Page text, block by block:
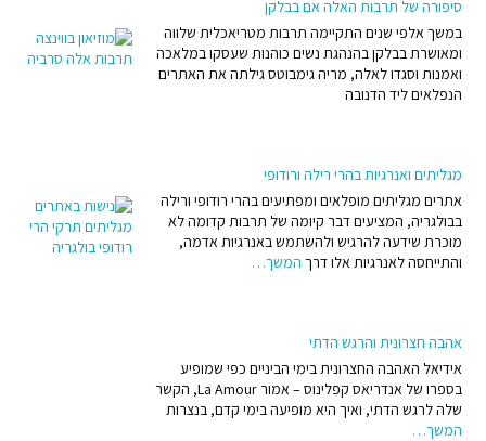
[1] האסלאם התיר סחר עבדים שלא נצודו בארצות האסלאם, ואפריקה הייתה
כר פורה לכך, ולכן נוסדו ערים בחוף המזרחי של אפריקה.
סיפורה של תרבות האלה אם בבלקן
במשך אלפי שנים התקיימה תרבות מטריאכלית שלווה
ומאושרת בבלקן בהנהגת נשים כוהנות שעסקו במלאכה
ואמנות וסגדו לאלה, מריה גימבוטס גילתה את האתרים
הנפלאים ליד הדנובה
מגליתים ואנרגיות בהרי רילה ורודופי
אתרים מגליתים מופלאים ומפתיעים בהרי רודופי ורילה
בבולגריה, המציעים דבר קיומה של תרבות קדומה לא
מוכרת שידעה להרגיש ולהשתמש באנרגיות אדמה,
והתייחסה לאנרגיות אלו דרךהמשך…
אהבה חצרונית והרגש הדתי
אידיאל האהבה החצרונית בימי הביניים כפי שמופיע
בספרו של אנדריאס קפלינוס – אמור La Amour, הקשר
שלה לרגש הדתי, ואיך היא מופיעה בימי קדם, בנצרות
המשך…